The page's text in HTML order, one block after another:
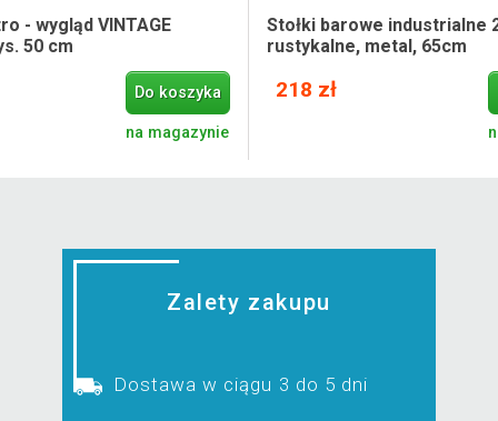
- wygląd VINTAGE
50 cm
Do koszyka
na magazynie
Stołki barowe industrialne
rustykalne, metal, 65cm
218 zł
Zalety zakupu
Dostawa w ciągu 3 do 5 dni